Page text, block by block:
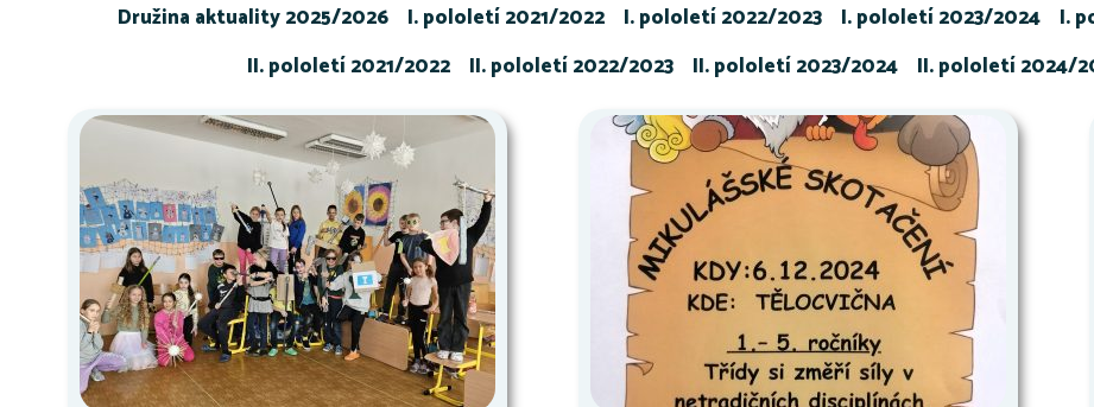
Družina aktuality 2025/2026
I. pololetí 2021/2022 I. pololetí 2022/2023 I. pololetí 2023/2024 I.
II. pololetí 2021/2022
II. pololetí 2022/2023 II. pololetí 2023/2024 II. pololetí 2024/